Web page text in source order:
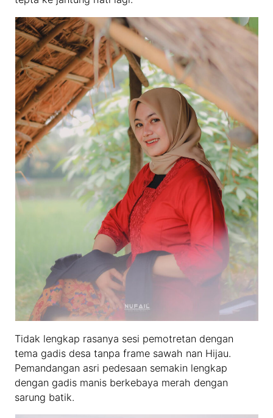
Tidak lengkap rasanya sesi pemotretan dengan
tema gadis desa tanpa frame sawah nan Hijau.
Pemandangan asri pedesaan semakin lengkap
dengan gadis manis berkebaya merah dengan
sarung batik.